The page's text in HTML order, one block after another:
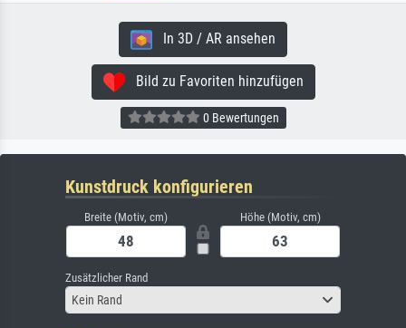
In 3D / AR ansehen
Bild zu Favoriten hinzufügen
0 Bewertungen
Kunstdruck konfigurieren
Breite (Motiv, cm) Höhe (Motiv, cm)
Zusätzlicher Rand
Kein Rand